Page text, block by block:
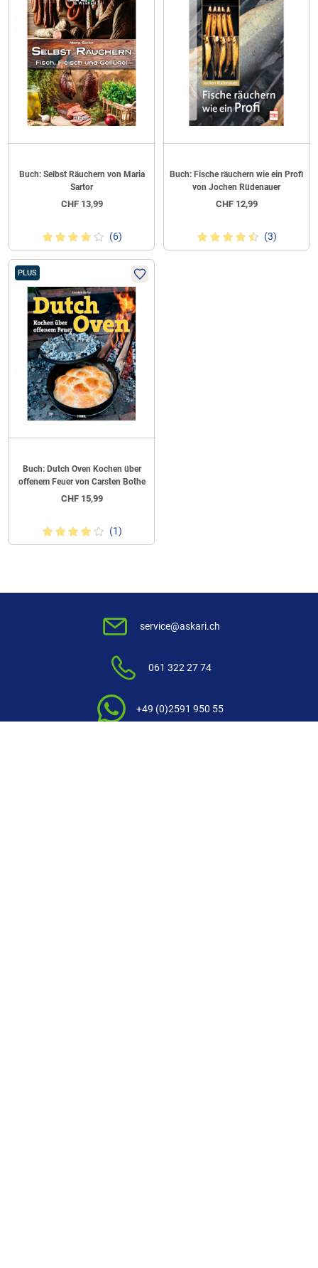
Buch: Selbst Räuchern von Maria
Sartor
CHF13,99
(6)
Buch: Fische räuchern wie ein Profi
von Jochen Rüdenauer
CHF12,99
(3)
PLUS
Buch: Dutch Oven Kochen über
offenem Feuer von Carsten Bothe
CHF15,99
(1)
service@askari.ch
061 322 27 74
+49 (0)2591 950 55